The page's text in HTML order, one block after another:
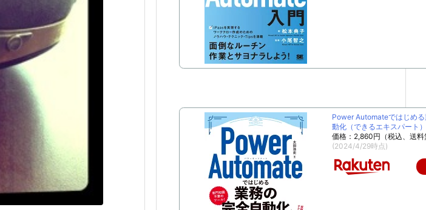
Power Automateではじめ
動化（できるエキスパート
価格：2,860円（税込、送料
(2024/4/29時点)